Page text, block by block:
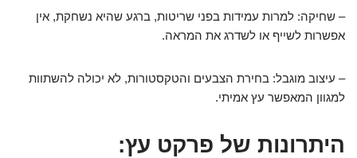
– שחיקה: למרות עמידות בפני שריטות, ברגע שהיא נשחקת, אין
אפשרות לשייף או לשדרג את המראה.
– עיצוב מוגבל: בחירת הצבעים והטקסטורות, לא יכולה להשתוות
למגוון המאפשר עץ אמיתי.
היתרונות של פרקט עץ: